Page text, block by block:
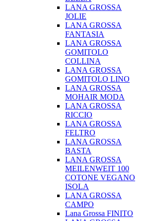
LANA GROSSA
JOLIE
LANA GROSSA
FANTASIA
LANA GROSSA
GOMITOLO
COLLINA
LANA GROSSA
GOMITOLO LINO
LANA GROSSA
MOHAIR MODA
LANA GROSSA
RICCIO
LANA GROSSA
FELTRO
LANA GROSSA
BASTA
LANA GROSSA
MEILENWEIT 100
COTONE VEGANO
ISOLA
LANA GROSSA
CAMPO
Lana Grossa FINITO